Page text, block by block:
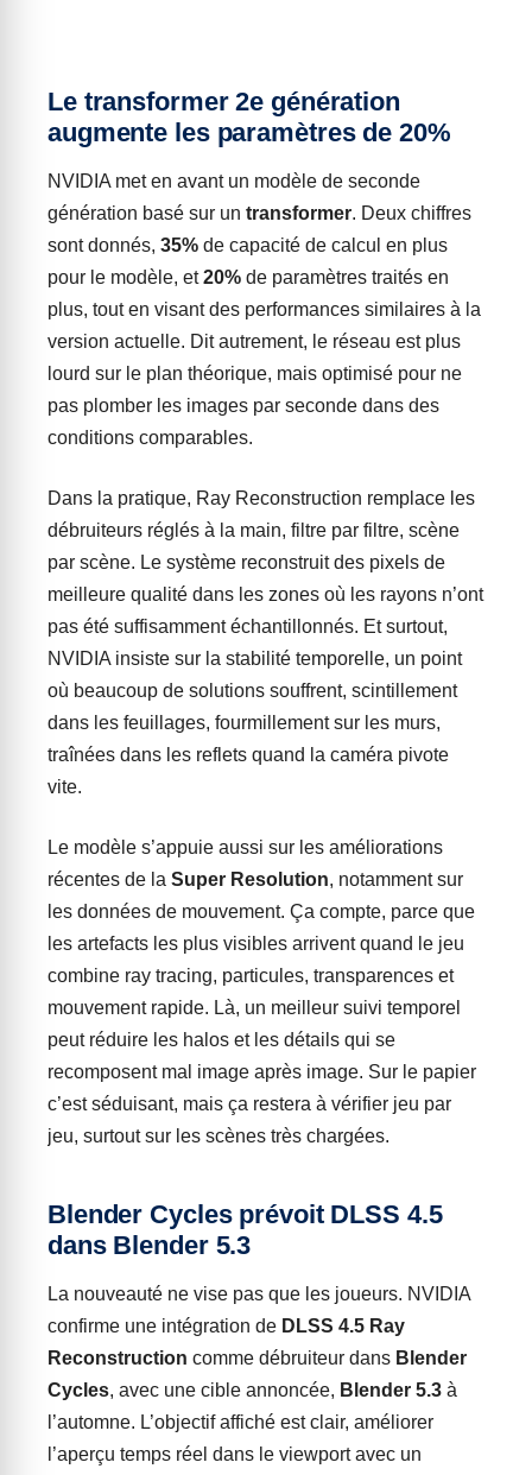
Le transformer 2e génération
augmente les paramètres de 20%
NVIDIA met en avant un modèle de seconde
génération basé sur un transformer. Deux chiffres
sont donnés, 35% de capacité de calcul en plus
pour le modèle, et20% de paramètres traités en
plus, tout en visant des performances similaires à la
version actuelle. Dit autrement, le réseau est plus
lourd sur le plan théorique, mais optimisé pour ne
pas plomber les images par seconde dans des
conditions comparables.
Dans la pratique, Ray Reconstruction remplace les
débruiteurs réglés à la main, filtre par filtre, scène
par scène. Le système reconstruit des pixels de
meilleure qualité dans les zones où les rayons n’ont
pas été suffisamment échantillonnés. Et surtout,
NVIDIA insiste sur la stabilité temporelle, un point
où beaucoup de solutions souffrent, scintillement
dans les feuillages, fourmillement sur les murs,
traînées dans les reflets quand la caméra pivote
vite.
Le modèle s’appuie aussi sur les améliorations
récentes de la Super Resolution, notamment sur
les données de mouvement. Ça compte, parce que
les artefacts les plus visibles arrivent quand le jeu
combine ray tracing, particules, transparences et
mouvement rapide. Là, un meilleur suivi temporel
peut réduire les halos et les détails qui se
recomposent mal image après image. Sur le papier
c’est séduisant, mais ça restera à vérifier jeu par
jeu, surtout sur les scènes très chargées.
Blender Cycles prévoit DLSS 4.5
dans Blender 5.3
La nouveauté ne vise pas que les joueurs. NVIDIA
confirme une intégration de DLSS 4.5 Ray
Reconstruction comme débruiteur dans Blender
Cycles, avec une cible annoncée, Blender 5.3 à
l’automne. L’objectif affiché est clair, améliorer
l’aperçu temps réel dans le viewport avec un